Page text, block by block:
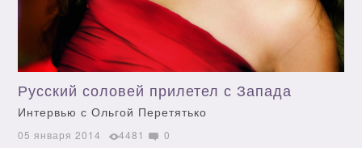
Русский соловей прилетел с Запада
Интервью с Ольгой Перетятько
05 января 2014 4481 0